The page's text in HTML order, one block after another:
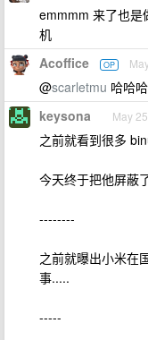
emmmm 来了也是
机
Acoffice OP
@scarletmu 哈哈
keysona May
之前就看到很多
今天终于把他屏蔽
--------
之前就曝出小米在
事.....
-----